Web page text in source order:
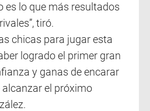
es lo que más resultados
tiró.
chicas para jugar esta
logrado el primer gran
y ganas de encarar
alcanzar el próximo